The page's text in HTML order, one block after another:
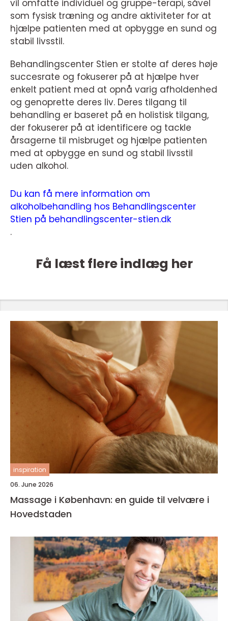
vil omfatte individuel og gruppe-terapi, såvel
som fysisk træning og andre aktiviteter for at
hjælpe patienten med at opbygge en sund og
stabil livsstil.
Behandlingscenter Stien er stolte af deres høje
succesrate og fokuserer på at hjælpe hver
enkelt patient med at opnå varig afholdenhed
og genoprette deres liv. Deres tilgang til
behandling er baseret på en holistisk tilgang,
der fokuserer på at identificere og tackle
årsagerne til misbruget og hjælpe patienten
med at opbygge en sund og stabil livsstil
uden alkohol.
Du kan få mere information om
alkoholbehandling hos Behandlingscenter
Stien på behandlingscenter-stien.dk
.
Få læst flere indlæg her
inspiration
06. June 2026
Massage i København: en guide til velvære i
Hovedstaden